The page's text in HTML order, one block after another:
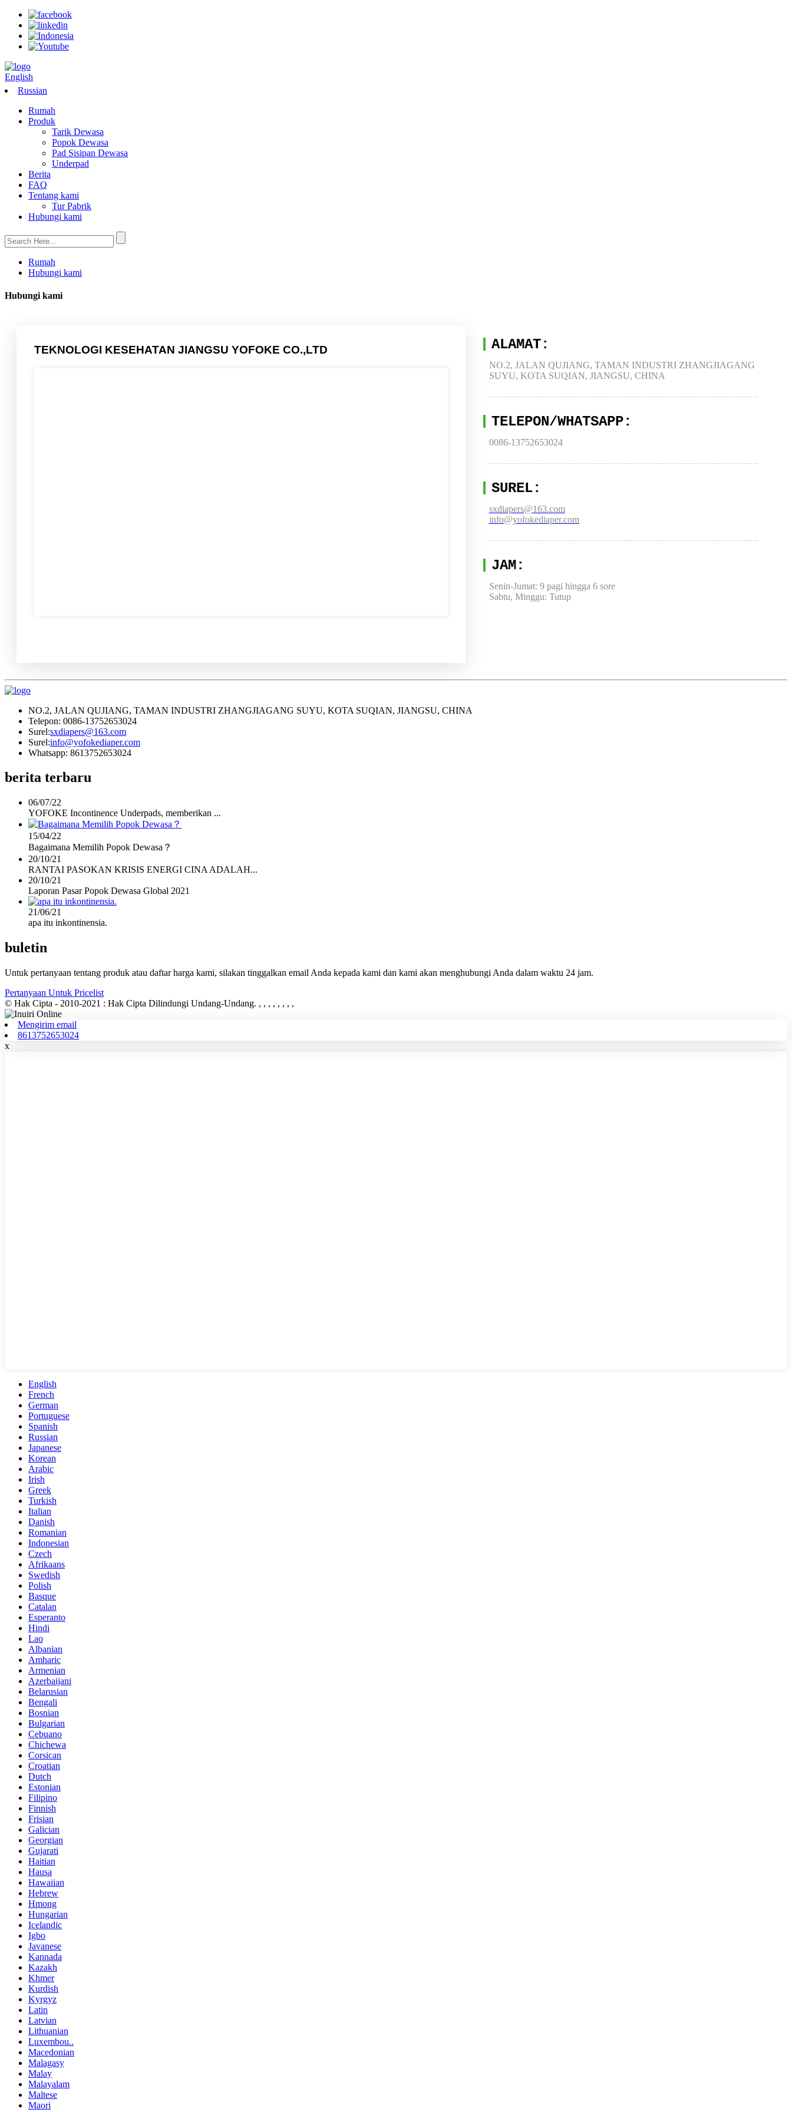
English
Russian
Rumah
Produk
Tarik Dewasa
Popok Dewasa
Pad Sisipan Dewasa
Underpad
Berita
FAQ
Tentang kami
Tur Pabrik
Hubungi kami
Rumah
Hubungi kami
Hubungi kami
TEKNOLOGI KESEHATAN JIANGSU YOFOKE CO.,LTD ALAMAT:
NO.2, JALAN QUJIANG, TAMAN INDUSTRI ZHANGJIAGANG
SUYU, KOTA SUQIAN, JIANGSU, CHINA
TELEPON/WHATSAPP:
0086-13752653024
SUREL:
sxdiapers@163.com
info@yofokediaper.com
JAM:
Senin-Jumat: 9 pagi hingga 6 sore
Sabtu, Minggu: Tutup
NO.2, JALAN QUJIANG, TAMAN INDUSTRI ZHANGJIAGANG SUYU, KOTA SUQIAN, JIANGSU, CHINA
Telepon: 0086-13752653024
Surel:sxdiapers@163.com
Surel:info@yofokediaper.com
Whatsapp: 8613752653024
berita terbaru
06/07/22
YOFOKE Incontinence Underpads, memberikan ...
15/04/22
Bagaimana Memilih Popok Dewasa？
20/10/21
RANTAI PASOKAN KRISIS ENERGI CINA ADALAH...
20/10/21
Laporan Pasar Popok Dewasa Global 2021
21/06/21
apa itu inkontinensia.
buletin
Untuk pertanyaan tentang produk atau daftar harga kami, silakan tinggalkan email Anda kepada kami dan kami akan menghubungi Anda dalam waktu 24 jam.
Pertanyaan Untuk Pricelist
© Hak Cipta - 2010-2021 : Hak Cipta Dilindungi Undang-Undang. , , , , , , , ,
Mengirim email
8613752653024
x
English
French
German
Portuguese
Spanish
Russian
Japanese
Korean
Arabic
Irish
Greek
Turkish
Italian
Danish
Romanian
Indonesian
Czech
Afrikaans
Swedish
Polish
Basque
Catalan
Esperanto
Hindi
Lao
Albanian
Amharic
Armenian
Azerbaijani
Belarusian
Bengali
Bosnian
Bulgarian
Cebuano
Chichewa
Corsican
Croatian
Dutch
Estonian
Filipino
Finnish
Frisian
Galician
Georgian
Gujarati
Haitian
Hausa
Hawaiian
Hebrew
Hmong
Hungarian
Icelandic
Igbo
Javanese
Kannada
Kazakh
Khmer
Kurdish
Kyrgyz
Latin
Latvian
Lithuanian
Luxembou..
Macedonian
Malagasy
Malay
Malayalam
Maltese
Maori